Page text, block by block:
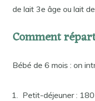
de lait 3e âge ou lait
Comment
Bébé de 6 mois : on
Petit-déjeuner :